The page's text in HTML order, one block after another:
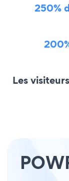
250%
Les